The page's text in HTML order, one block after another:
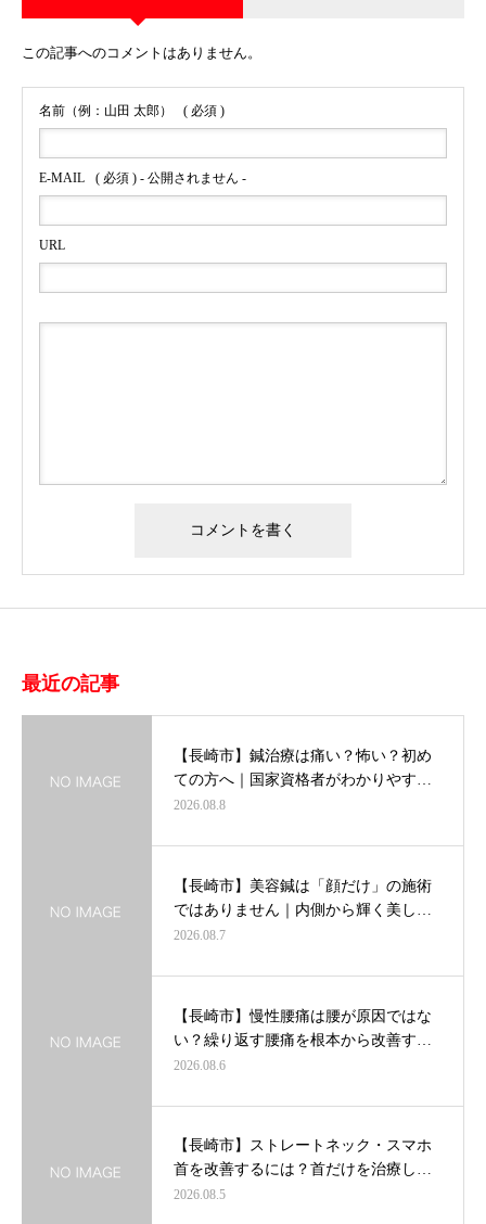
この記事へのコメントはありません。
名前（例：山田 太郎） ( 必須 )
E-MAIL ( 必須 ) - 公開されません -
URL
最近の記事
【長崎市】鍼治療は痛い？怖い？初め
ての方へ｜国家資格者がわかりやす…
2026.08.8
【長崎市】美容鍼は「顔だけ」の施術
ではありません｜内側から輝く美し…
2026.08.7
【長崎市】慢性腰痛は腰が原因ではな
い？繰り返す腰痛を根本から改善す…
2026.08.6
【長崎市】ストレートネック・スマホ
首を改善するには？首だけを治療し…
2026.08.5